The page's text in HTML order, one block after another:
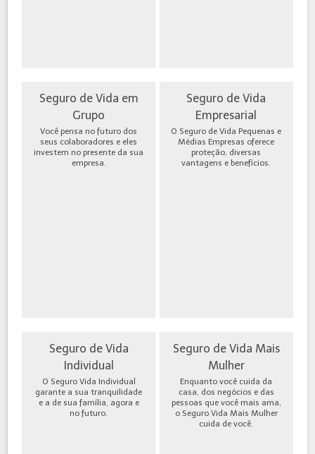
Seguro de Vida em
Grupo
Você pensa no futuro dos
seus colaboradores e eles
investem no presente da sua
empresa.
Seguro de Vida
Empresarial
O Seguro de Vida Pequenas e
Médias Empresas oferece
proteção, diversas
vantagens e benefícios.
Seguro de Vida
Individual
O Seguro Vida Individual
garante a sua tranquilidade
e a de sua família, agora e
no futuro.
Seguro de Vida Mais
Mulher
Enquanto você cuida da
casa, dos negócios e das
pessoas que você mais ama,
o Seguro Vida Mais Mulher
cuida de você.